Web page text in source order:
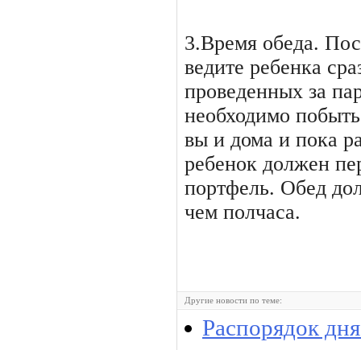
3.Время обеда.
ведите ребенка
проведенных за
необходимо
вы и дома и пока
ребенок должен
портфель. Обед
чем полчаса.
Другие новости по теме:
Распорядок